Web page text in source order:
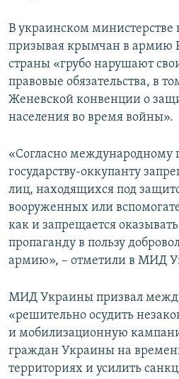
В украинском министерстве
призывая крымчан в армию
страны «грубо нарушают
правовые обязательства, в
Женевской конвенции о
населения во время войны».
«Согласно международному
государству-оккупанту
лиц, находящихся под
вооруженных или
как и запрещается
пропаганду в пользу
армию», – отметили в МИД
МИД Украины призвал
«решительно осудить
и мобилизационную
граждан Украины на
территориях и усилить